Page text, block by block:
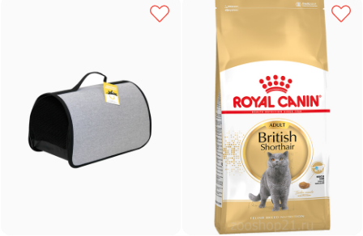
экокожа, полиэстер, металл